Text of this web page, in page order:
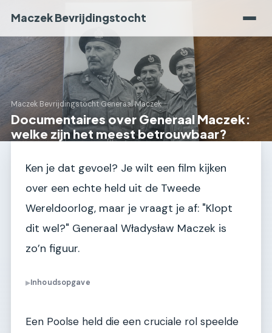
Maczek Bevrijdingstocht
Maczek Bevrijdingstocht›Generaal Maczek
Documentaires over Generaal Maczek:
welke zijn het meest betrouwbaar?
Ken je dat gevoel? Je wilt een film kijken
over een echte held uit de Tweede
Wereldoorlog, maar je vraagt je af: "Klopt
dit wel?" Generaal Władysław Maczek is
zo’n figuur.
▶Inhoudsopgave
Een Poolse held die een cruciale rol speelde